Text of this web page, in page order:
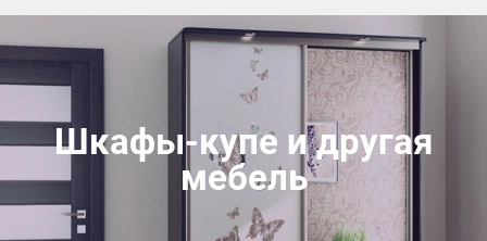
Шкафы-купе и другая
мебель